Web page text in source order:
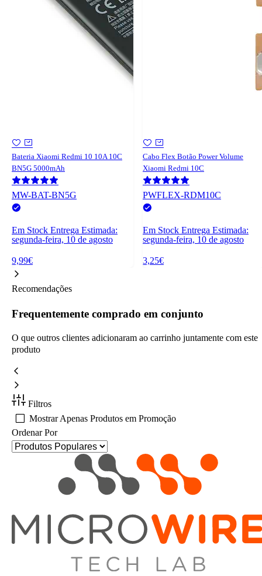
Bateria Xiaomi Redmi 10 10A 10C
BN5G 5000mAh
MW-BAT-BN5G
Em Stock Entrega Estimada:
segunda-feira, 10 de agosto
9,99€
Cabo Flex Botão Power Volume
Xiaomi Redmi 10C
PWFLEX-RDM10C
Em Stock Entrega Estimada:
segunda-feira, 10 de agosto
3,25€
Recomendações
Frequentemente comprado em conjunto
O que outros clientes adicionaram ao carrinho juntamente com este
produto
Filtros
Mostrar Apenas Produtos em Promoção
Ordenar Por